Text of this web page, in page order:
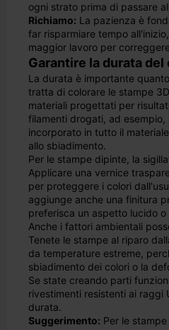
ogni strato prima di passare
Richiamo: La pazienza è
far risparmiare tempo
maggior lavoro per
Garantire la durata del
La durata è importante
tratta di colorare le stampe
materiali progettati per
filamenti drogati, ad esempio,
incorporato in tutto il
allo sbiadimento.
Per le stampe dipinte, la
Applicare una vernice
per proteggere i colori
aggiunge anche una finitura
preferisca un aspetto lucido o
Anche i fattori ambientali
Tenete le stampe al riparo
da temperature estreme,
sbiadimento dei colori o la
Se state creando parti
rivestimenti resistenti ai raggi
durata.
Suggerimento: Per le